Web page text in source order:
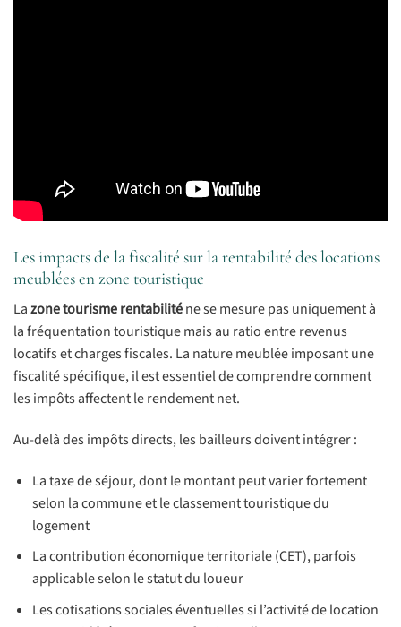
Les impacts de la fiscalité sur la rentabilité des locations
meublées en zone touristique
Lazone tourisme rentabiliténe se mesure pas uniquement à
la fréquentation touristique mais au ratio entre revenus
locatifs et charges fiscales. La nature meublée imposant une
fiscalité spécifique, il est essentiel de comprendre comment
les impôts affectent le rendement net.
Au-delà des impôts directs, les bailleurs doivent intégrer :
La taxe de séjour, dont le montant peut varier fortement
selon la commune et le classement touristique du
logement
La contribution économique territoriale (CET), parfois
applicable selon le statut du loueur
Les cotisations sociales éventuelles si l’activité de location